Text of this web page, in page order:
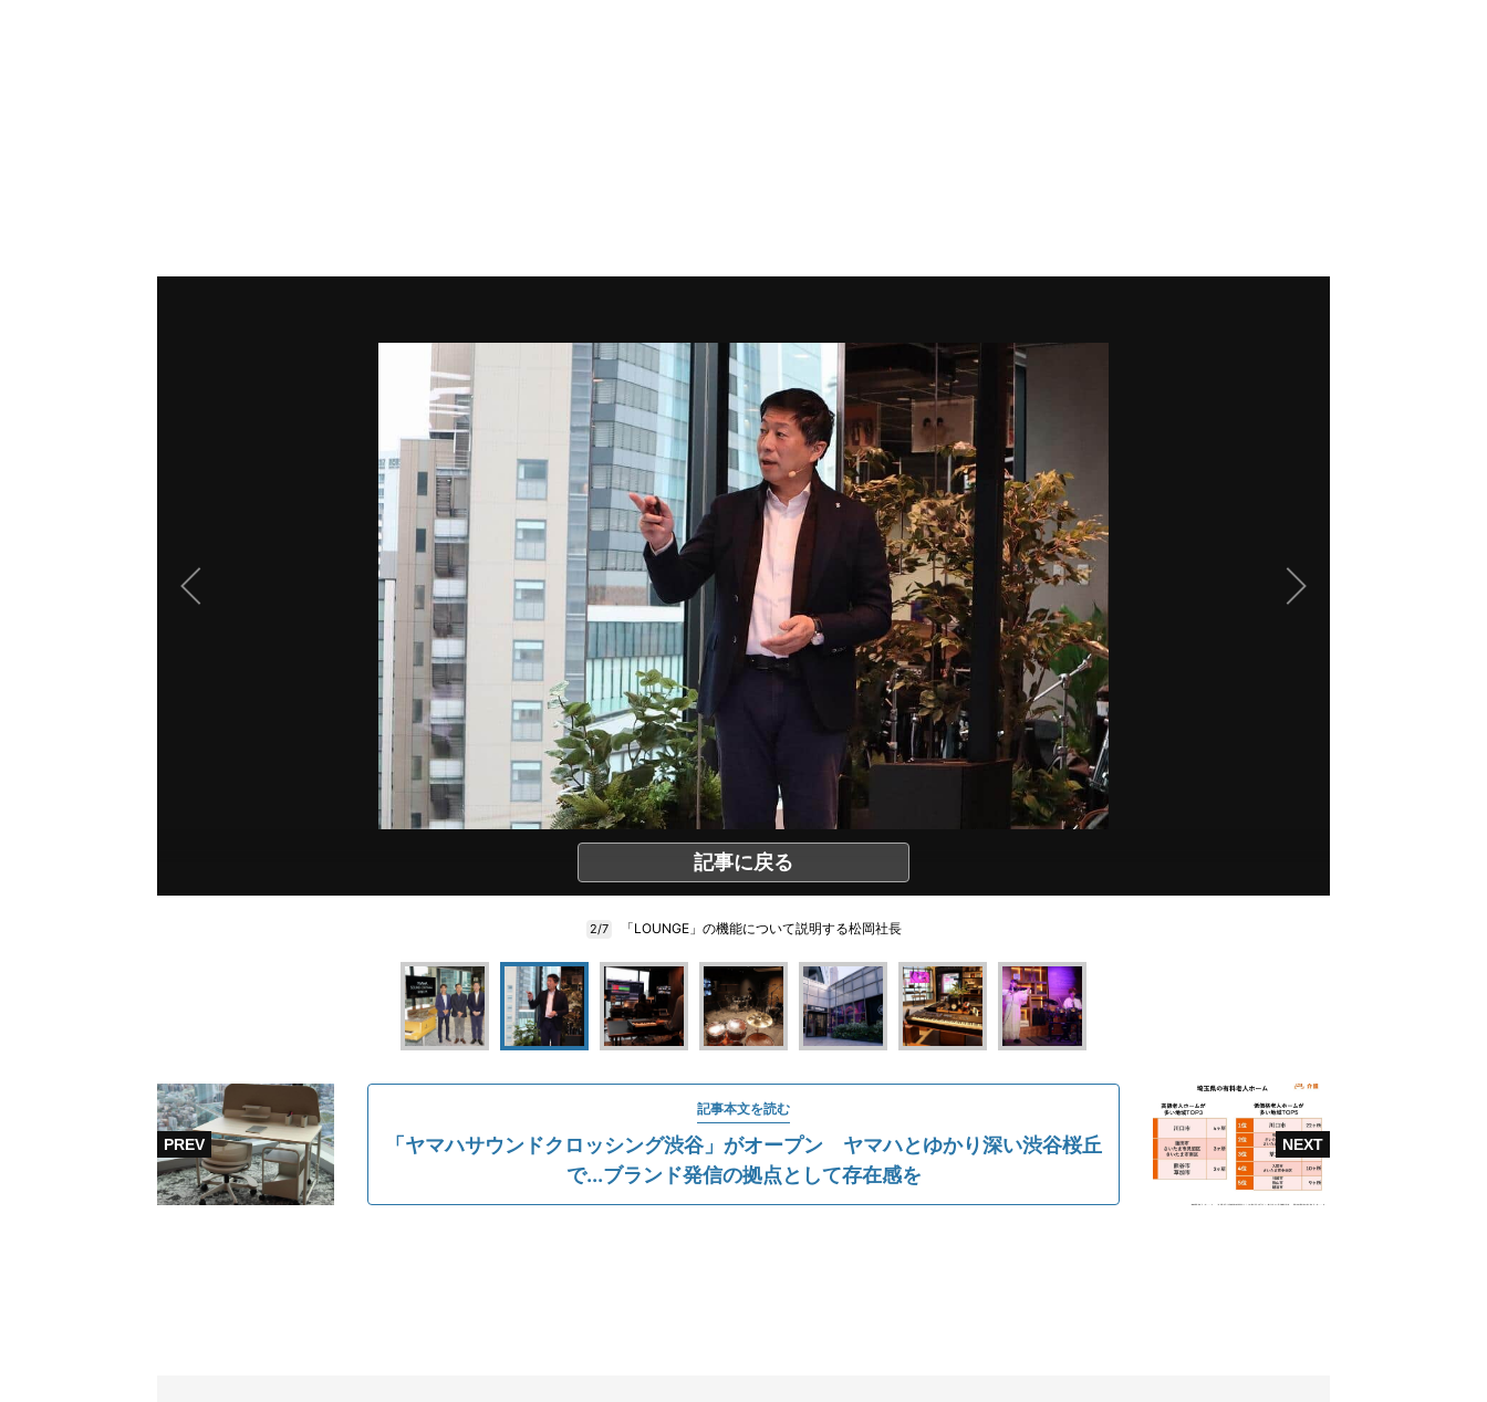
記事に戻る
2/7 「LOUNGE」の機能について説明する松岡社長
記事本文を読む
「ヤマハサウンドクロッシング渋谷」がオープン ヤマハとゆかり深い渋谷桜丘
で...ブランド発信の拠点として存在感を